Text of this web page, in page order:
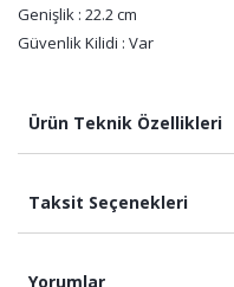
Genişlik : 22.2 cm
Güvenlik Kilidi : Var
Ürün Teknik Özellikleri
Taksit Seçenekleri
Yorumlar